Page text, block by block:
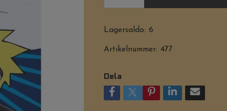
Lagersaldo: 6
Artikelnummer: 477
Dela